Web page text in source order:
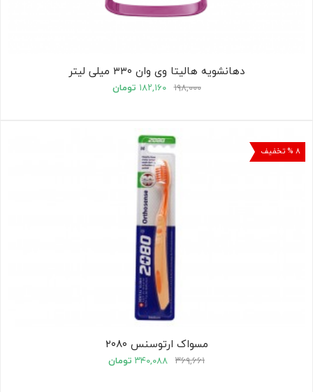
دهانشویه هالیتا وی وان ۳۳۰ میلی لیتر
۱۹۸,۰۰۰ ۱۸۲,۱۶۰ تومان
۸ % تخفیف
مسواک ارتوسنس ۲۰۸۰
۳۶۹,۶۶۱ ۳۴۰,۰۸۸ تومان